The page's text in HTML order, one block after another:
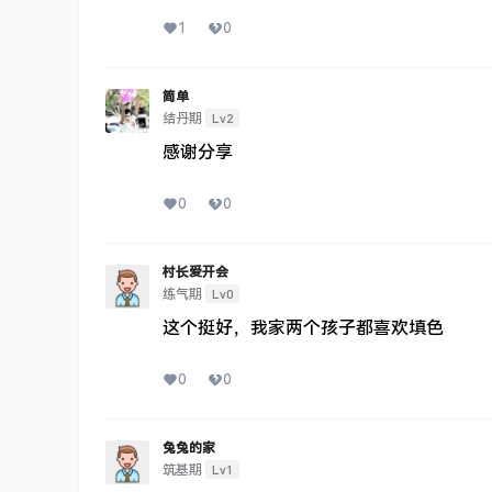
1 0
简单
结丹期
Lv2
感谢分享
0 0
村长爱开会
练气期
Lv0
这个挺好，我家两个孩子都喜欢填色
0 0
兔兔的家
筑基期
Lv1